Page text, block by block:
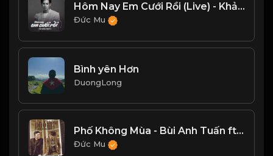
Hôm Nay Em Cưới Rồi (Live) - Khải Đăng
Đức Mu
Bình yên Hơn
DuongLong
Phố Không Mùa - Bùi Anh Tuấn ft Dương Trường Giang
Đức Mu